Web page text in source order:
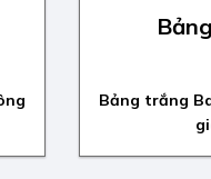
Bảng trắng